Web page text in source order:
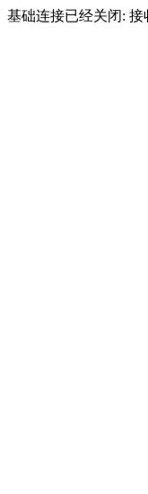
基础连接已经关闭: 接